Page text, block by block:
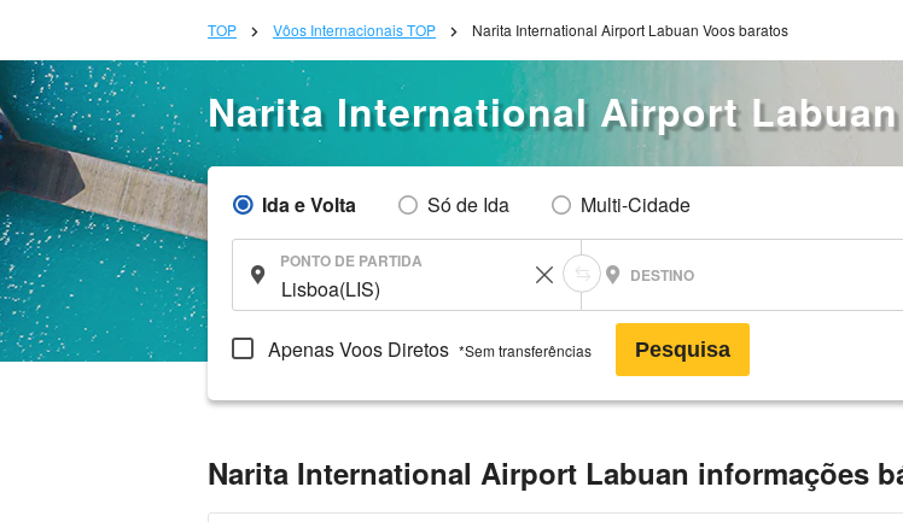
TOP Vôos Internacionais TOP Narita International Airport Labuan Voos baratos
Narita International Airport Labuan
Ida e Volta Só de Ida Multi-Cidade
PONTO DE PARTIDA
DESTINO
Apenas Voos Diretos *Sem transferências Pesquisa
Narita International Airport Labuan informações